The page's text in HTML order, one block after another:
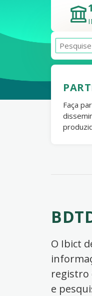
Faça
O Ibict
registro
e